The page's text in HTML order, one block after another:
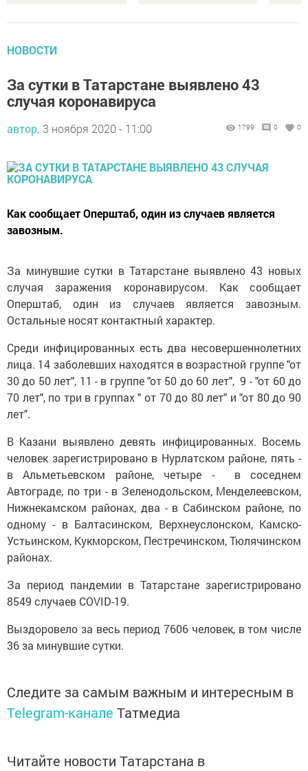
НОВОСТИ
За сутки в Татарстане выявлено 43
случая коронавируса
автор, 3 ноября 2020 - 11:00 1799 0 0
Как сообщает Оперштаб, один из случаев является
завозным.
За минувшие сутки в Татарстане выявлено 43 новых
случая заражения коронавирусом. Как сообщает
Оперштаб, один из случаев является завозным.
Остальные носят контактный характер.
Среди инфицированных есть два несовершеннолетних
лица. 14 заболевших находятся в возрастной группе "от
30 до 50 лет", 11 - в группе "от 50 до 60 лет", 9 - "от 60 до
70 лет", по три в группах " от 70 до 80 лет" и "от 80 до 90
лет".
В Казани выявлено девять инфицированных. Восемь
человек зарегистрировано в Нурлатском районе, пять -
в Альметьевском районе, четыре - в соседнем
Автограде, по три - в Зеленодольском, Менделеевском,
Нижнекамском районах, два - в Сабинском районе, по
одному - в Балтасинском, Верхнеуслонском, Камско-
Устьинском, Кукморском, Пестречинском, Тюлячинском
районах.
За период пандемии в Татарстане зарегистрировано
8549 случаев COVID-19.
Выздоровело за весь период 7606 человек, в том числе
36 за минувшие сутки.
Следите за самым важным и интересным в
Telegram-канале Татмедиа
Читайте новости Татарстана в